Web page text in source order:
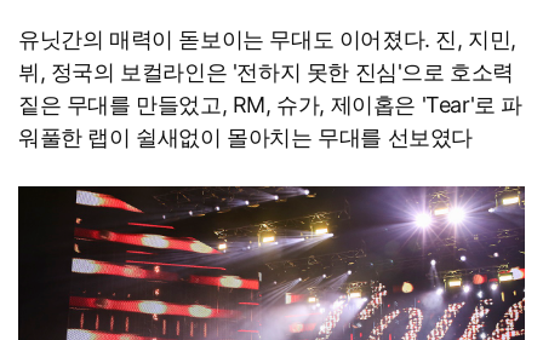
유닛간의 매력이 돋보이는 무대도 이어졌다. 진, 지민,
뷔, 정국의 보컬라인은 '전하지 못한 진심'으로 호소력
짙은 무대를 만들었고, RM, 슈가, 제이홉은 'Tear'로 파
워풀한 랩이 쉴새없이 몰아치는 무대를 선보였다